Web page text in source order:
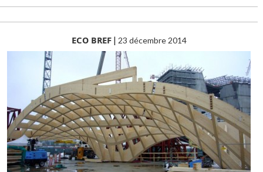
ECO BREF| 23 décembre 2014